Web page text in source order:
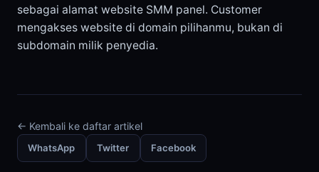
sebagai alamat website SMM panel. Customer
mengakses website di domain pilihanmu, bukan di
subdomain milik penyedia.
← Kembali ke daftar artikel
WhatsApp Twitter Facebook